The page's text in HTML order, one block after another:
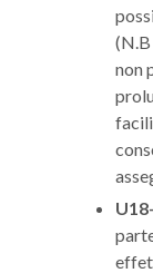
(N.B
non